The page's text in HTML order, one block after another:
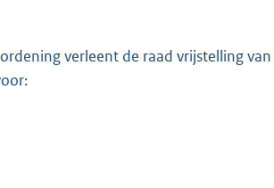
verleent de raad vrijstelling